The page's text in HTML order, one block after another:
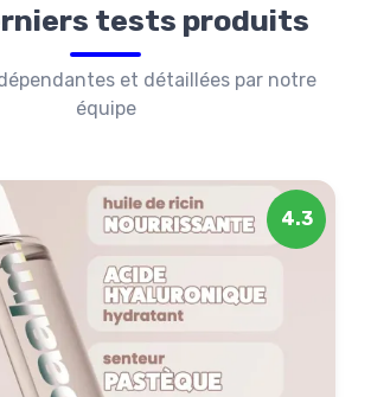
tests produits
et détaillées par notre
équipe
4.3